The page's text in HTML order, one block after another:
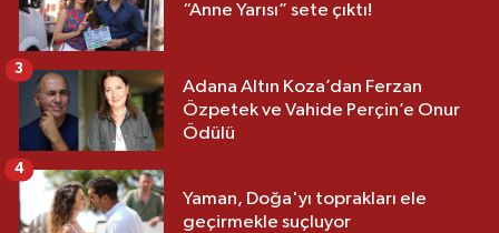
“Anne Yarısı” sete çıktı!
Adana Altın Koza’dan Ferzan
Özpetek ve Vahide Perçin’e Onur
Ödülü
3
Yaman, Doğa'yı toprakları ele
geçirmekle suçluyor
4